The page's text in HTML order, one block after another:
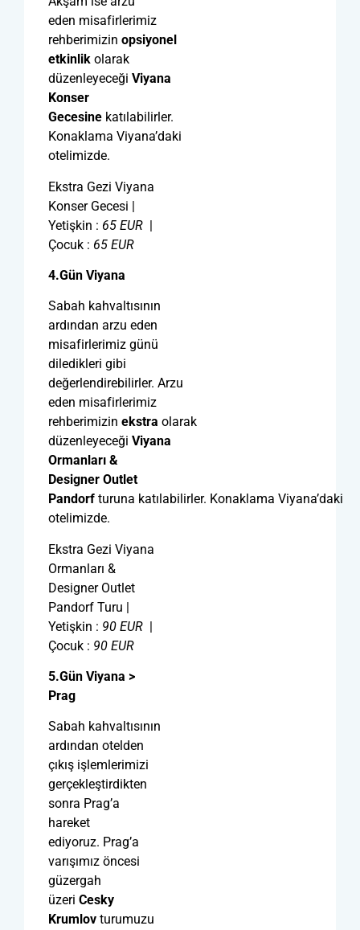
eden misafirlerimiz
rehberimizin opsiyonel
etkinlik olarak
düzenleyeceği Viyana
Konser
Gecesine katılabilirler.
Konaklama Viyana’daki
otelimizde.
Ekstra Gezi Viyana
Konser Gecesi |
Yetişkin : 65 EUR |
Çocuk : 65 EUR
4.Gün Viyana
Sabah kahvaltısının
ardından arzu eden
misafirlerimiz günü
diledikleri gibi
değerlendirebilirler. Arzu
eden misafirlerimiz
rehberimizin ekstra olarak
düzenleyeceği Viyana
Ormanları &
Designer Outlet
Pandorf turuna katılabilirler. Konaklama Viyana’daki
otelimizde.
Ekstra Gezi Viyana
Ormanları &
Designer Outlet
Pandorf Turu |
Yetişkin : 90 EUR |
Çocuk : 90 EUR
5.Gün Viyana >
Prag
Sabah kahvaltısının
ardından otelden
çıkış işlemlerimizi
gerçekleştirdikten
sonra Prag’a
hareket
ediyoruz. Prag’a
varışımız öncesi
güzergah
üzeri Cesky
Krumlov turumuzu